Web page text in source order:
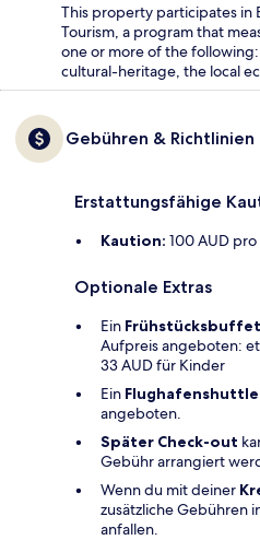
This property participates in
Tourism, a program that
one or more of the
cultural-heritage, the local
Gebühren & Richtlinien
Erstattungsfähige
Kaution: 100 AUD
Optionale Extras
Ein Frühstücksbuffet
Aufpreis angeboten:
33 AUD für Kinder
Ein Flughafenshuttle
angeboten.
Später Check-out
Gebühr arrangiert
Wenn du mit deiner
zusätzliche Gebühren
anfallen.